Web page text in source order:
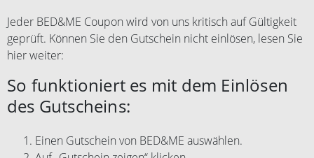
Jeder BED&ME Coupon wird von uns kritisch auf Gültigkeit
geprüft. Können Sie den Gutschein nicht einlösen, lesen Sie
hier weiter:
So funktioniert es mit dem Einlösen
des Gutscheins:
Einen Gutschein von BED&ME auswählen.